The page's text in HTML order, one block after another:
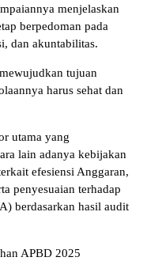
menjelaskan
berpedoman pada
dan akuntabilitas.
tujuan
harus sehat dan
utama yang
lain adanya kebijakan
efesiensi Anggaran,
penyesuaian terhadap
berdasarkan hasil audit
APBD 2025